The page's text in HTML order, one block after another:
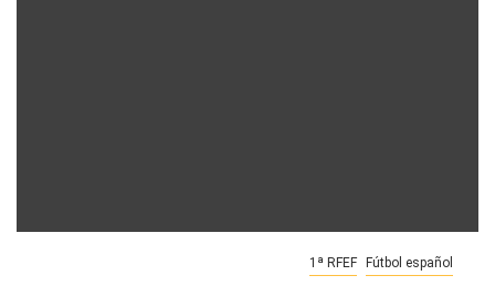
1ª RFEF Fútbol español